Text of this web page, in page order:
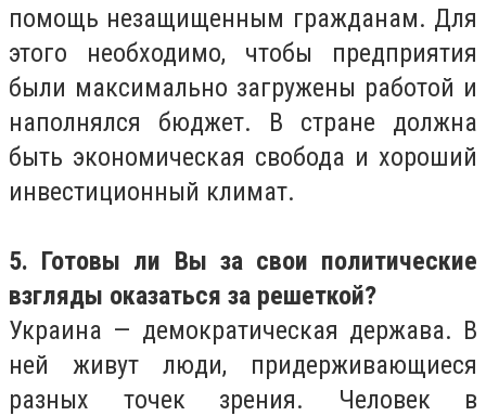
помощь незащищенным гражданам. Для
этого необходимо, чтобы предприятия
были максимально загружены работой и
наполнялся бюджет. В стране должна
быть экономическая свобода и хороший
инвестиционный климат.
5. Готовы ли Вы за свои политические
взгляды оказаться за решеткой?
Украина — демократическая держава. В
ней живут люди, придерживающиеся
разных точек зрения. Человек в